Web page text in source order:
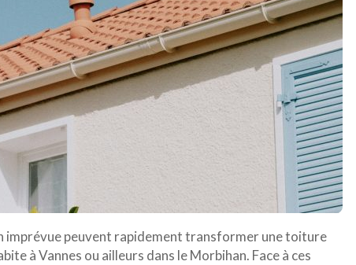
imprévue peuvent rapidement transformer une toiture
à Vannes ou ailleurs dans le Morbihan. Face à ces